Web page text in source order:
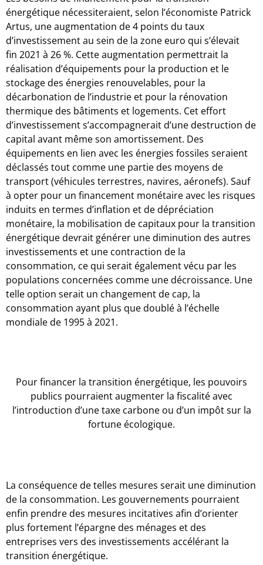
énergétique nécessiteraient, selon l’économiste Patrick
Artus, une augmentation de 4 points du taux
d’investissement au sein de la zone euro qui s’élevait
fin 2021 à 26 %. Cette augmentation permettrait la
réalisation d’équipements pour la production et le
stockage des énergies renouvelables, pour la
décarbonation de l’industrie et pour la rénovation
thermique des bâtiments et logements. Cet effort
d’investissement s’accompagnerait d’une destruction de
capital avant même son amortissement. Des
équipements en lien avec les énergies fossiles seraient
déclassés tout comme une partie des moyens de
transport (véhicules terrestres, navires, aéronefs). Sauf
à opter pour un financement monétaire avec les risques
induits en termes d’inflation et de dépréciation
monétaire, la mobilisation de capitaux pour la transition
énergétique devrait générer une diminution des autres
investissements et une contraction de la
consommation, ce qui serait également vécu par les
populations concernées comme une décroissance. Une
telle option serait un changement de cap, la
consommation ayant plus que doublé à l’échelle
mondiale de 1995 à 2021.
Pour financer la transition énergétique, les pouvoirs
publics pourraient augmenter la fiscalité avec
l’introduction d’une taxe carbone ou d’un impôt sur la
fortune écologique.
La conséquence de telles mesures serait une diminution
de la consommation. Les gouvernements pourraient
enfin prendre des mesures incitatives afin d’orienter
plus fortement l’épargne des ménages et des
entreprises vers des investissements accélérant la
transition énergétique.